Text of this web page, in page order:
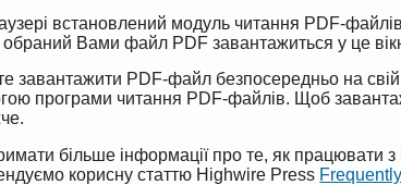
встановлений модуль читання PDF-
обраний Вами файл PDF завантажиться у це
завантажити PDF-файл безпосередньо на
програми читання PDF-файлів. Щоб
більше інформації про те, як працювати
корисну статтю Highwire Press